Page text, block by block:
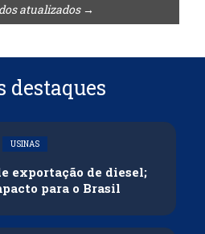
atualizados →
destaques
USINAS
exportação de diesel;
para o Brasil